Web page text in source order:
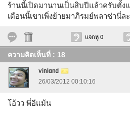
ร้านนี้เปิดมานานเป็นสิบปีแล้วครับตั้ง
เดือนนี้เขาเพิ่งย้ายมาภิรมย์พลาซ่านี่
แจกหู 0
ความคิดเห็นที่ : 18
vinland
26/03/2012 00:10:16
โอ้วว พี่อีแม้น